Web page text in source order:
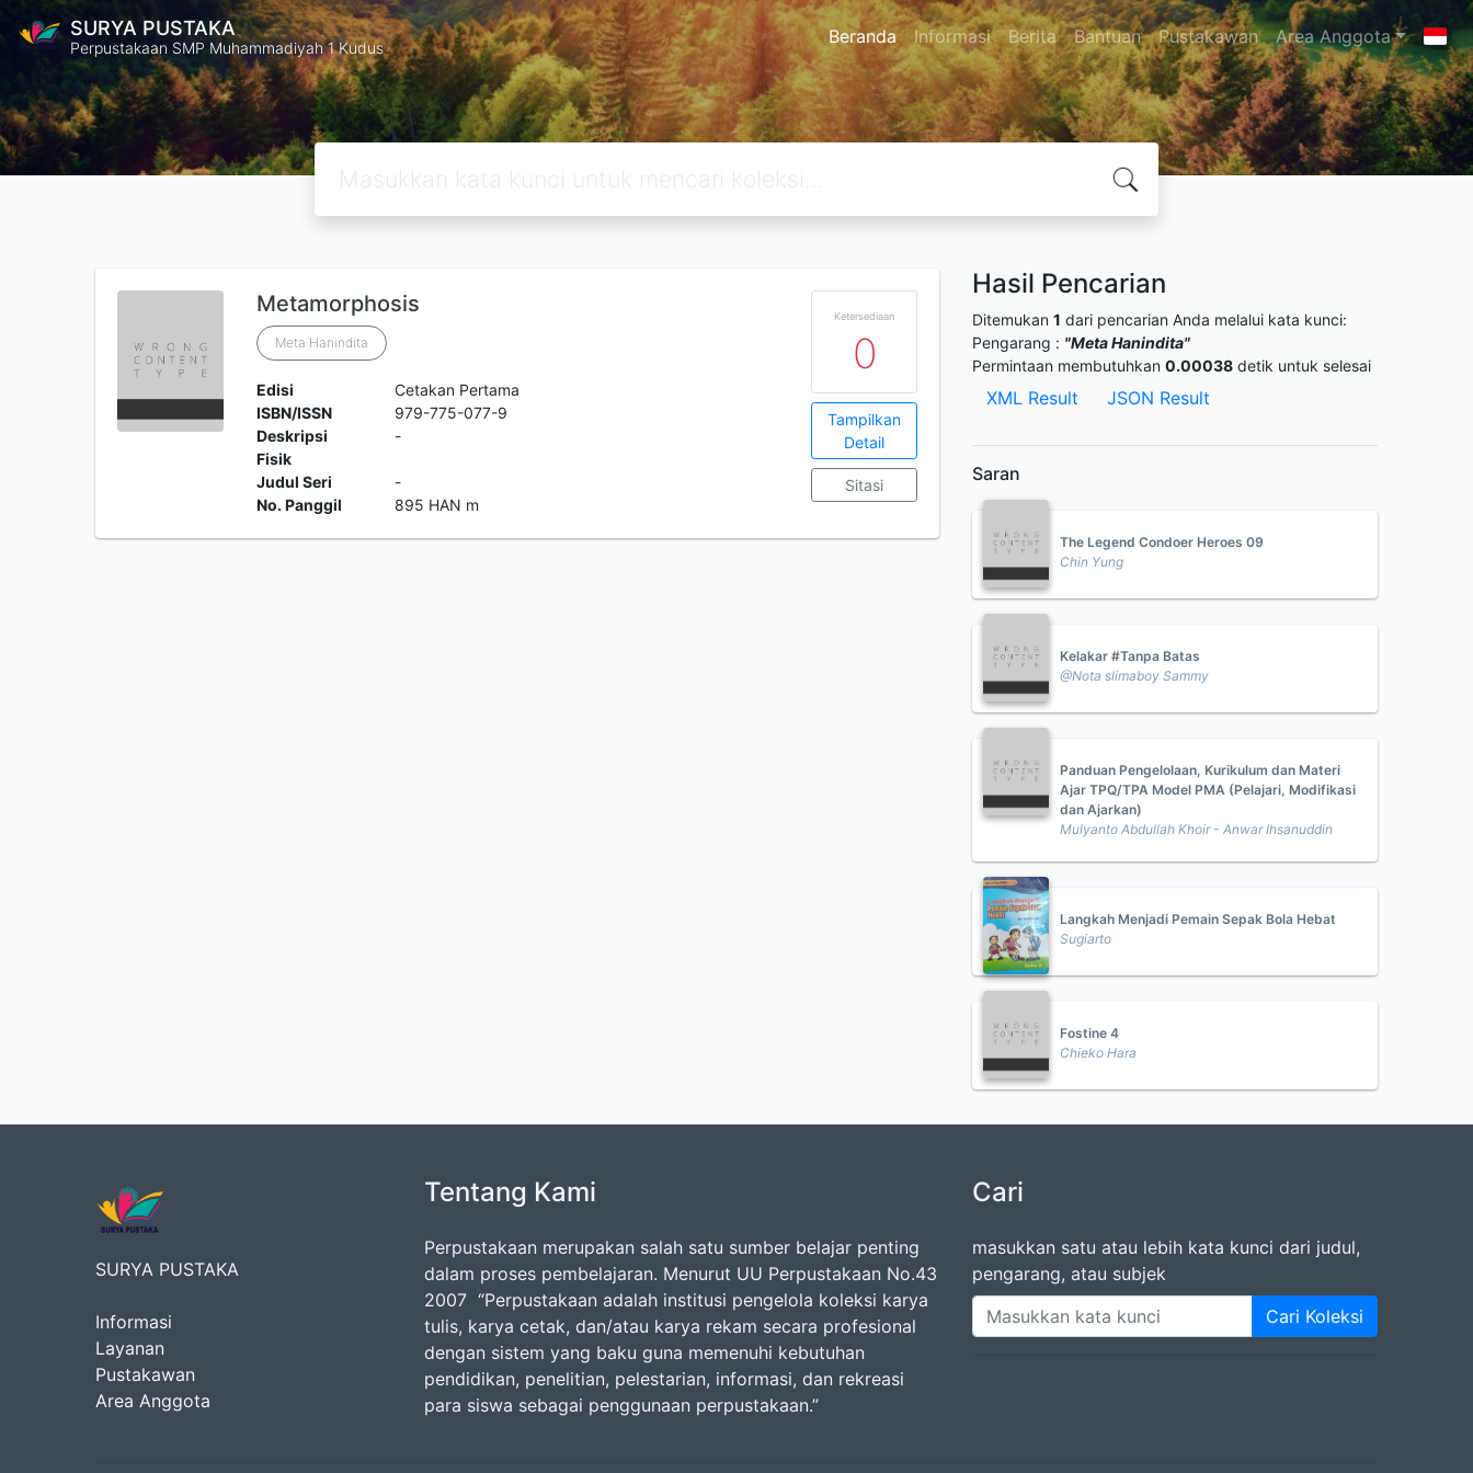
SURYA PUSTAKA
Perpustakaan SMP Muhammadiyah 1 Kudus Beranda Informasi Berita Bantuan Pustakawan Area Anggota
Metamorphosis
Meta Hanindita
Edisi
Cetakan Pertama
ISBN/ISSN
979-775-077-9
Deskripsi
Fisik
-
Judul Seri
-
No. Panggil
895 HAN m
Ketersediaan
0
Tampilkan
Detail
Sitasi
Hasil Pencarian
Ditemukan 1 dari pencarian Anda melalui kata kunci:
Pengarang : "Meta Hanindita"
Permintaan membutuhkan 0.00038 detik untuk selesai
XML Result JSON Result
Saran
The Legend Condoer Heroes 09
Chin Yung
Kelakar #Tanpa Batas
@Nota slimaboy Sammy
Panduan Pengelolaan, Kurikulum dan Materi
Ajar TPQ/TPA Model PMA (Pelajari, Modifikasi
dan Ajarkan)
Mulyanto Abdullah Khoir - Anwar Ihsanuddin
Langkah Menjadi Pemain Sepak Bola Hebat
Sugiarto
Fostine 4
Chieko Hara
SURYA PUSTAKA
Informasi
Layanan
Pustakawan
Area Anggota
Tentang Kami
Perpustakaan merupakan salah satu sumber belajar penting
dalam proses pembelajaran. Menurut UU Perpustakaan No.43
2007 “Perpustakaan adalah institusi pengelola koleksi karya
tulis, karya cetak, dan/atau karya rekam secara profesional
dengan sistem yang baku guna memenuhi kebutuhan
pendidikan, penelitian, pelestarian, informasi, dan rekreasi
para siswa sebagai penggunaan perpustakaan.”
Cari
masukkan satu atau lebih kata kunci dari judul,
pengarang, atau subjek
Cari Koleksi